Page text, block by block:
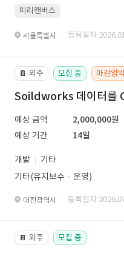
미리캔버스
서울특별시 · 등록일자
📔 외주 모집 중 마감임
Soildworks 데이터를
예상 금액
2,000,000원
예상 기간
14일
개발
기타
기타(유지보수ㆍ운영)
대전광역시 · 등록일자
📔 외주 모집 중